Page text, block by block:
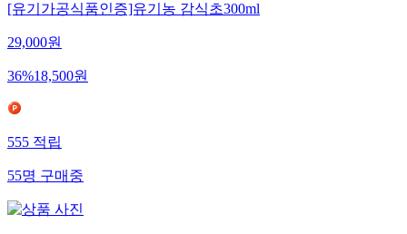
[유기가공식품인증]유기농 감식초300ml
29,000원
36%18,500원
555 적립
55명 구매중